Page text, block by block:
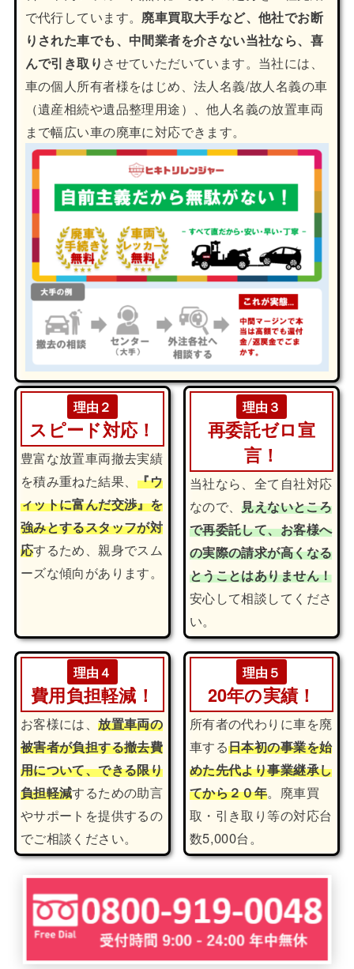
で代行しています。 廃車買取大手など、他社でお断
りされた車でも、中間業者を介さない当社なら、喜
んで引き取り させていただいています。当社には、
車の個人所有者様をはじめ、法人名義/故人名義の車
（遺産相続や遺品整理用途）、他人名義の放置車両
まで幅広い車の廃車に対応できます。
理由２
スピード対応！
豊富な放置車両撤去実績
を積み重ねた結果、 『ウ
ィットに富んだ交渉』を
強みとするスタッフが対
応するため、親身でスム
ーズな傾向があります。
理由３
再委託ゼロ宣
言！
当社なら、全て自社対応
なので、 見えないところ
で再委託して、お客様へ
の実際の請求が高くなる
とうことはありません！
安心して相談してくださ
い。
理由４
費用負担軽減！
お客様には、放置車両の
被害者が負担する撤去費
用について、できる限り
負担軽減するための助言
やサポートを提供するの
でご相談ください。
理由５
20年の実績！
所有者の代わりに車を廃
車する日本初の事業を始
めた先代より事業継承し
てから２０年。廃車買
取・引き取り等の対応台
数5,000台。